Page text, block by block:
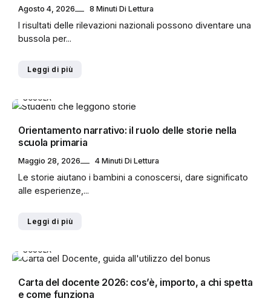
Agosto 4, 2026 8 Minuti Di Lettura
I risultati delle rilevazioni nazionali possono diventare una
bussola per...
Leggi di più
SCUOLA
Orientamento narrativo: il ruolo delle storie nella
scuola primaria
Maggio 28, 2026 4 Minuti Di Lettura
Le storie aiutano i bambini a conoscersi, dare significato
alle esperienze,...
Leggi di più
SCUOLA
Carta del docente 2026: cos’è, importo, a chi spetta
e come funziona